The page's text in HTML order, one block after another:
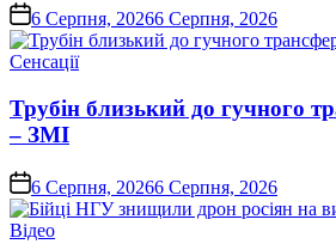
on6 Серпня, 20266 Серпня, 2026
Опублікувати
Сенсації
Трубін близький до гучного
– ЗМІ
on6 Серпня, 20266 Серпня, 2026
Опублікувати
Відео